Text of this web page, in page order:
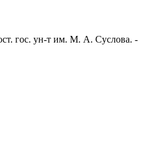
гос. ун-т им. М. А. Суслова. -